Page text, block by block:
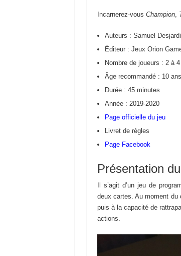
Incarnerez-vous Champion,
Auteurs : Samuel
Éditeur : Jeux Orion
Nombre de joueurs : 2 à 4
Âge recommandé : 10
Durée : 45 minutes
Année : 2019-2020
Page officielle du jeu
Livret de règles
Page Facebook
Présentation
Il s’agit d’un jeu de
deux cartes. Au moment du
puis à la capacité de
actions.